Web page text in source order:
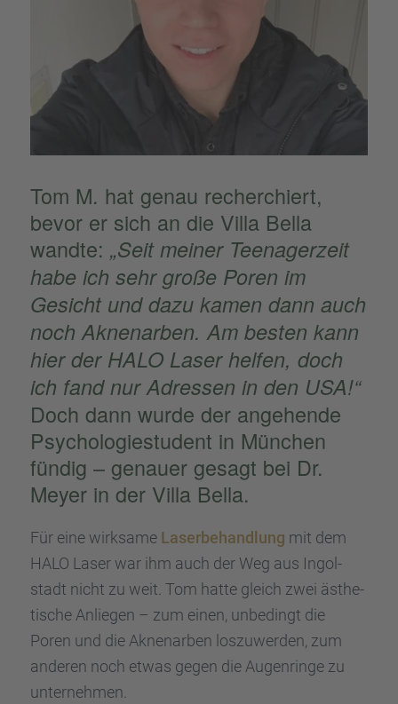
Tom M. hat genau recher­chiert,
bevor er sich an die Villa Bella
wandte: „Seit meiner Teenager­zeit
habe ich sehr große Poren im
Gesicht und dazu kamen dann auch
noch Aknenar­ben. Am besten kann
hier der HALO Laser helfen, doch
ich fand nur Adres­sen in den USA!“
Doch dann wurde der angehende
Psycho­lo­gie­stu­dent in München
fündig – genauer gesagt bei Dr.
Meyer in der Villa Bella.
Für eine wirksame Laser­be­hand­lung mit dem
HALO Laser war ihm auch der Weg aus Ingol­
stadt nicht zu weit. Tom hatte gleich zwei ästhe­
ti­sche Anlie­gen – zum einen, unbedingt die
Poren und die Aknenar­ben loszu­wer­den, zum
anderen noch etwas gegen die Augen­ringe zu
unter­neh­men.